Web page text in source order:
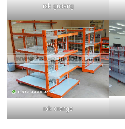
rak gudang
rak orange